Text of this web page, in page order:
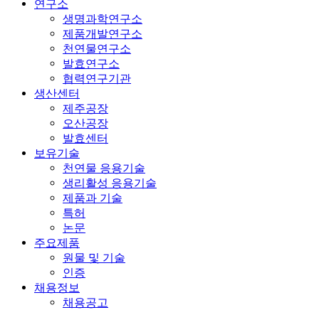
연구소
생명과학연구소
제품개발연구소
천연물연구소
발효연구소
협력연구기관
생산센터
제주공장
오산공장
발효센터
보유기술
천연물 응용기술
생리활성 응용기술
제품과 기술
특허
논문
주요제품
원물 및 기술
인증
채용정보
채용공고